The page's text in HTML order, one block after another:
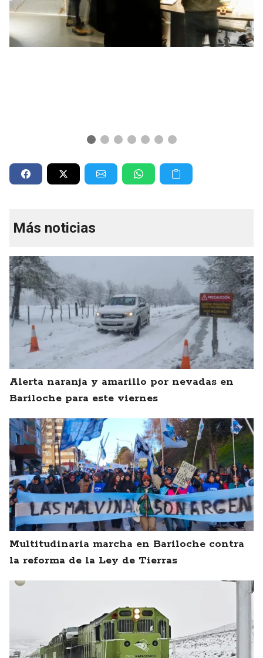
Más noticias
Alerta naranja y amarillo por nevadas en
Bariloche para este viernes
Multitudinaria marcha en Bariloche contra
la reforma de la Ley de Tierras